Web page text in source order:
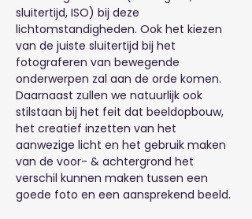
sluitertijd, ISO) bij deze
lichtomstandigheden. Ook het kiezen
van de juiste sluitertijd bij het
fotograferen van bewegende
onderwerpen zal aan de orde komen.
Daarnaast zullen we natuurlijk ook
stilstaan bij het feit dat beeldopbouw,
het creatief inzetten van het
aanwezige licht en het gebruik maken
van de voor- & achtergrond het
verschil kunnen maken tussen een
goede foto en een aansprekend beeld.